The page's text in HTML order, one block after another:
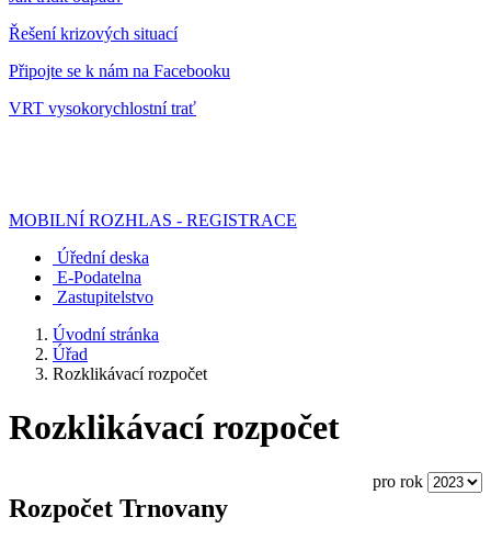
Řešení krizových situací
Připojte se k nám na Facebooku
VRT vysokorychlostní trať
MOBILNÍ ROZHLAS - REGISTRACE
Úřední deska
E-Podatelna
Zastupitelstvo
Úvodní stránka
Úřad
Rozklikávací rozpočet
Rozklikávací rozpočet
pro rok
Rozpočet Trnovany